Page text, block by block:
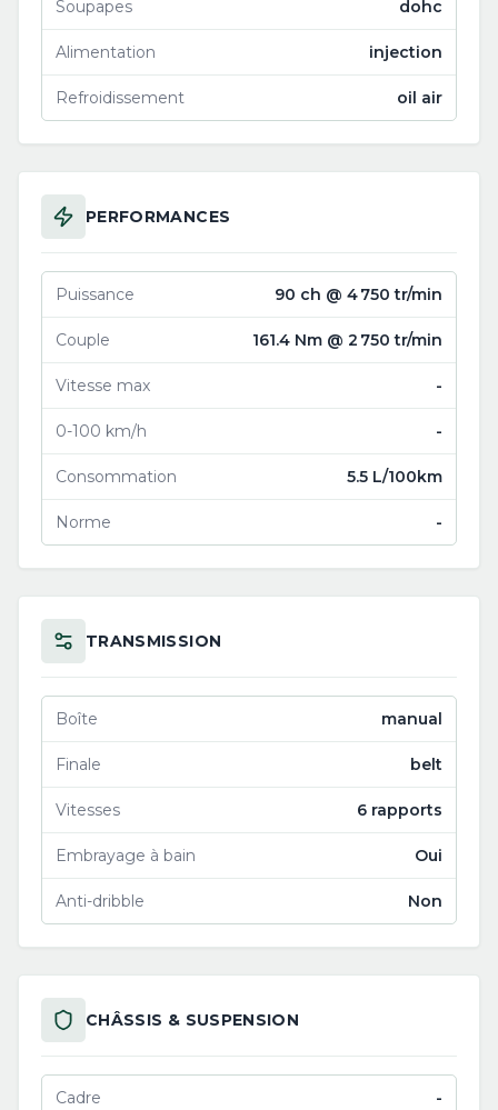
Soupapes dohc
Alimentation injection
Refroidissement oil air
PERFORMANCES
Puissance 90 ch @ 4 750 tr/min
Couple 161.4 Nm @ 2 750 tr/min
Vitesse max -
0-100 km/h -
Consommation 5.5 L/100km
Norme -
TRANSMISSION
Boîte manual
Finale belt
Vitesses 6 rapports
Embrayage à bain Oui
Anti-dribble Non
CHÂSSIS & SUSPENSION
Cadre -